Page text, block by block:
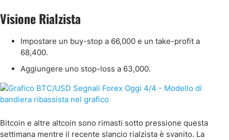
Visione Rialzista
Impostare un buy-stop a 66,000 e un take-profit a
68,400.
Aggiungere uno stop-loss a 63,000.
Bitcoin e altre altcoin sono rimasti sotto pressione questa
settimana mentre il recente slancio rialzista è svanito. La